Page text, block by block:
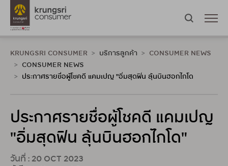
KRUNGSRI CONSUMER บริการลูกค้า
CONSUMER NEWS
CONSUMER NEWS
ประกาศรายชื่อผู้โชคดี แคมเปญ "อิ่มสุดฟิน ลุ้นบินฮอกไกโด
ประกาศรายชื่อผู้โชคดี แคมเปญ
"อิ่มสุดฟิน ลุ้นบินฮอกไกโด"
วันที่ : 20 OCT 2023